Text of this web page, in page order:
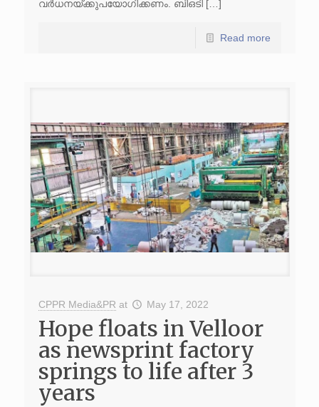
വർധനയ്ക്കുപയോഗിക്കണം. ബിഒടി […]
Read more
CPPR Media&PR at May 17, 2022
Hope floats in Velloor
as newsprint factory
springs to life after 3
years